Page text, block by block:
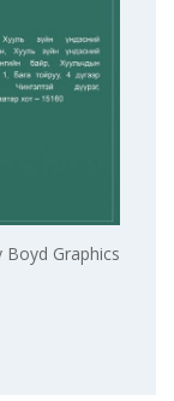
Graphics